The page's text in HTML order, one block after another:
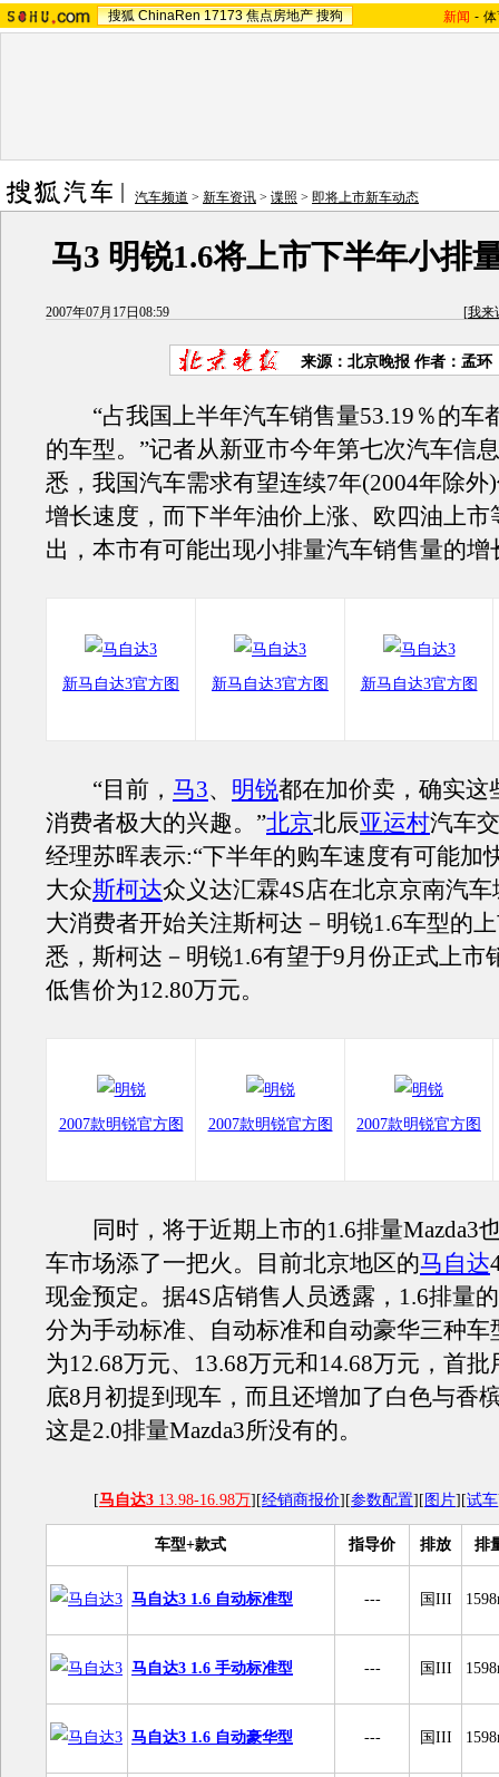
搜狐 ChinaRen 17173 焦点房地产 搜狗 新闻 -
汽车频道 > 新车资讯 > 谍照 > 即将上市新车动态
马3 明锐1.6将上市下半年小排
2007年07月17日08:59 [我来
来源：北京晚报 作者：孟环
“占我国上半年汽车销售量53.19％的车
的车型。”记者从新亚市今年第七次汽车信
悉，我国汽车需求有望连续7年(2004年除外
增长速度，而下半年油价上涨、欧四油上市
出，本市有可能出现小排量汽车销售量的增
新马自达3官方图 新马自达3官方图 新马自达3官方图
“目前， 马3、 明锐都在加价卖，确实这
消费者极大的兴趣。”北京北辰亚运村汽车
经理苏晖表示:“下半年的购车速度有可能加
大众斯柯达众义达汇霖4S店在北京京南汽
大消费者开始关注斯柯达－明锐1.6车型的
悉，斯柯达－明锐1.6有望于9月份正式上市
低售价为12.80万元。
2007款明锐官方图 2007款明锐官方图 2007款明锐官方图
同时，将于近期上市的1.6排量Mazda3
车市场添了一把火。目前北京地区的马自达
现金预定。据4S店销售人员透露，1.6排量
分为手动标准、自动标准和自动豪华三种车
为12.68万元、13.68万元和14.68万元，首
底8月初提到现车，而且还增加了白色与香
这是2.0排量Mazda3所没有的。
[马自达3 13.98-16.98万][经销商报价][参数配置][ 图片][试车
车型+款式 指导价 排放 排
马自达3 1.6 自动标准型 --- 国III
马自达3 1.6 手动标准型 --- 国III
马自达3 1.6 自动豪华型 --- 国III